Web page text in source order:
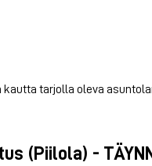
tarjolla oleva
(Piilola) -